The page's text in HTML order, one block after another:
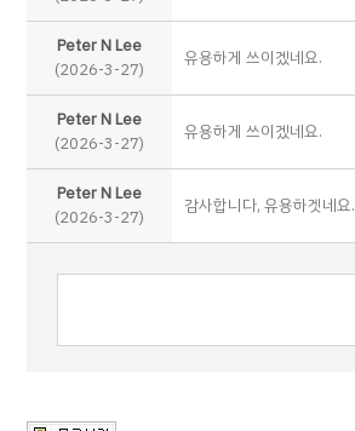
Peter N Lee
(2026-3-27)
유용하게 쓰이겠네요.
Peter N Lee
(2026-3-27)
유용하게 쓰이겠네요.
Peter N Lee
(2026-3-27)
감사합니다, 유용하겟네요.